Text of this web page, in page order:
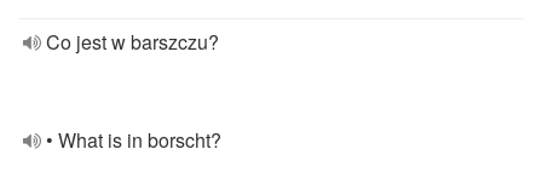
Co jest w barszczu?
• What is in borscht?